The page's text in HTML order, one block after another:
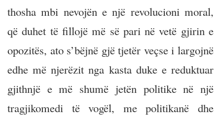
thosha mbi nevojën e një revolucioni moral,
që duhet të fillojë më së pari në vetë gjirin e
opozitës, ato s’bëjnë gjë tjetër veçse i largojnë
edhe më njerëzit nga kasta duke e reduktuar
gjithnjë e më shumë jetën politike në një
tragjikomedi të vogël, me politikanë dhe